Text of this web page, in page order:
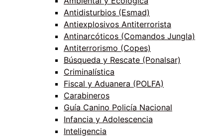
Antidisturbios (Esmad)
Antiexplosivos Antiterrorista
Antinarcóticos (Comandos Jungla)
Antiterrorismo (Copes)
Búsqueda y Rescate (Ponalsar)
Criminalística
Fiscal y Aduanera (POLFA)
Carabineros
Guía Canino Policía Nacional
Infancia y Adolescencia
Inteligencia